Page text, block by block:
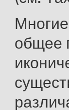
общее